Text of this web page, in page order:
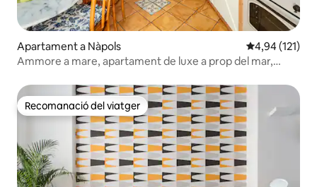
Apartament a Nàpols 4,94 de
4,94 (121)
Ammore a mare, apartament de luxe a prop del mar,
Recomanació del viatger
Recomanació del viatger